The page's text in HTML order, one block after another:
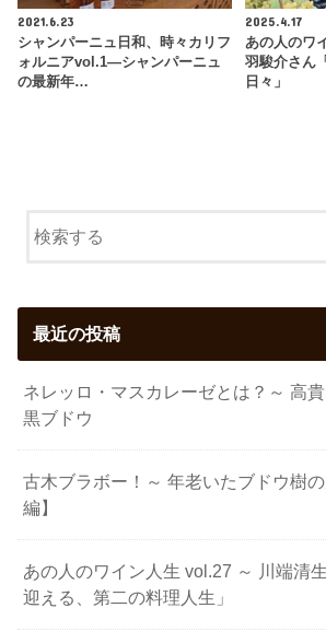
2021.6.23
シャンパーニュ日和、時々カリフ
ォルニアvol.1—シャンパーニュ
の最新年…
2025.4.17
あの人のワ
羽駿介さん
日々」
最近の投稿
ネレッロ・マスカレーゼとは？～ 高
黒ブドウ
古木ブラボー！～ 年老いたブドウ樹
編】
あの人のワイン人生 vol.27 ～ 川端清
迎える、第二の料理人生」